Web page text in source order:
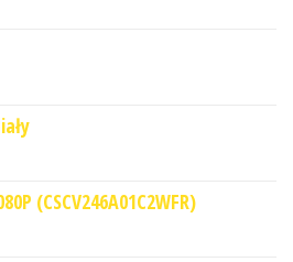
(CSCV246A01C2WFR)